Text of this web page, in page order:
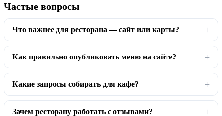
Частые вопросы
Что важнее для ресторана — сайт или карты?
Как правильно опубликовать меню на сайте?
Какие запросы собирать для кафе?
Зачем ресторану работать с отзывами?